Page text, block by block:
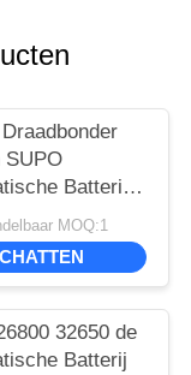
SUPO
Batterij
32650
3753A
MOQ:1
CHATTEN
32650 de
Batterij